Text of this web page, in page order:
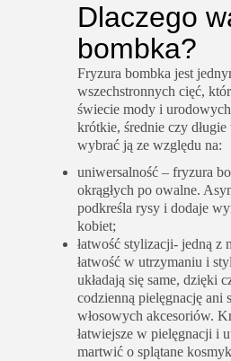
Dlaczego
bombka?
Fryzura bombka jest
wszechstronnych cięć,
świecie mody i
krótkie, średnie czy
wybrać ją ze względu na:
uniwersalność – fryzura
okrągłych po owalne.
podkreśla rysy i dodaje
kobiet;
łatwość stylizacji- jedną z
łatwość w utrzymaniu i
układają się same, dzięki
codzienną pielęgnację
włosowych akcesoriów.
łatwiejsze w pielęgnacji i
martwić o splątane